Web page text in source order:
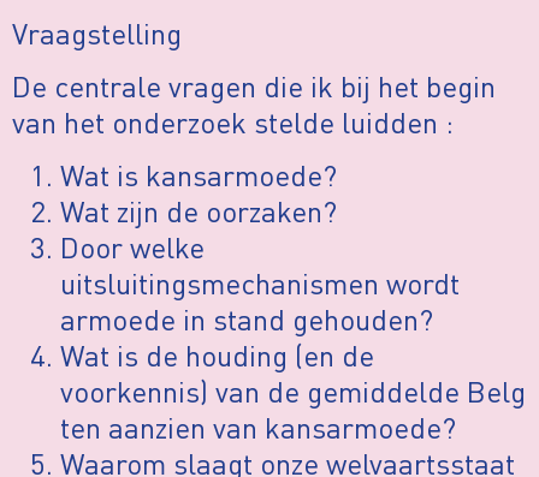
Vraagstelling
De centrale vragen die ik bij het begin
van het onderzoek stelde luidden :
Wat is kansarmoede?
Wat zijn de oorzaken?
Door welke
uitsluitingsmechanismen wordt
armoede in stand gehouden?
Wat is de houding (en de
voorkennis) van de gemiddelde Belg
ten aanzien van kansarmoede?
Waarom slaagt onze welvaartsstaat